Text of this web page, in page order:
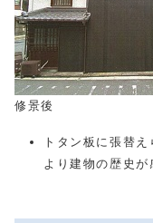
修景後
トタン板に張替
より建物の歴史が